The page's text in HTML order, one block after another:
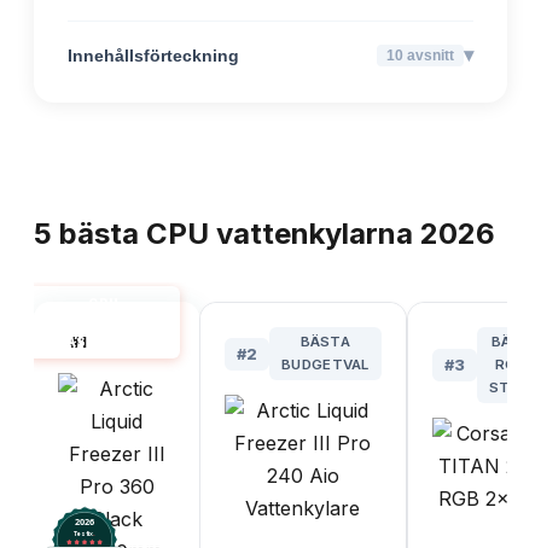
Innehållsförteckning 10 avsnitt ▾
5 bästa CPU vattenkylarna 2026
BÄST I TEST
#1
2026
Testix.
#2
BÄSTA
BUDGETVAL
#3
BÄST
RGB